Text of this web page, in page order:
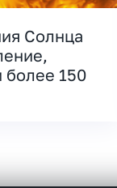
Солнца
более 150